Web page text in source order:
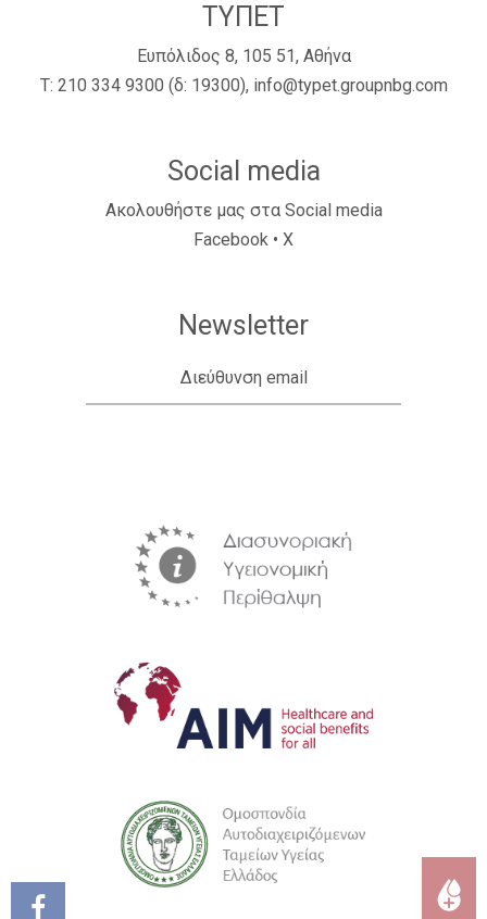
ΤΥΠΕΤ
Ευπόλιδος 8, 105 51, Αθήνα
Τ: 210 334 9300 (δ: 19300), info@typet.groupnbg.com
Social media
Ακολουθήστε μας στα Social media
Facebook • X
Newsletter
Διεύθυνση email